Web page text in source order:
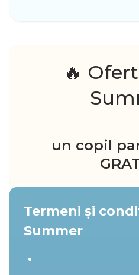
🔥
un copil
Termeni și
Summer